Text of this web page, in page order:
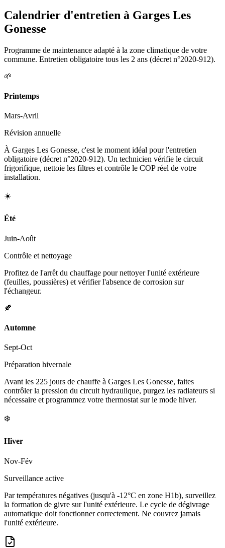
Calendrier d'entretien à Garges Les
Gonesse
Programme de maintenance adapté à la zone climatique de votre
commune. Entretien obligatoire tous les 2 ans (décret n°2020-912).
🌱
Printemps
Mars-Avril
Révision annuelle
À Garges Les Gonesse, c'est le moment idéal pour l'entretien
obligatoire (décret n°2020-912). Un technicien vérifie le circuit
frigorifique, nettoie les filtres et contrôle le COP réel de votre
installation.
☀️
Été
Juin-Août
Contrôle et nettoyage
Profitez de l'arrêt du chauffage pour nettoyer l'unité extérieure
(feuilles, poussières) et vérifier l'absence de corrosion sur
l'échangeur.
🍂
Automne
Sept-Oct
Préparation hivernale
Avant les 225 jours de chauffe à Garges Les Gonesse, faites
contrôler la pression du circuit hydraulique, purgez les radiateurs si
nécessaire et programmez votre thermostat sur le mode hiver.
❄️
Hiver
Nov-Fév
Surveillance active
Par températures négatives (jusqu'à -12°C en zone H1b), surveillez
la formation de givre sur l'unité extérieure. Le cycle de dégivrage
automatique doit fonctionner correctement. Ne couvrez jamais
l'unité extérieure.